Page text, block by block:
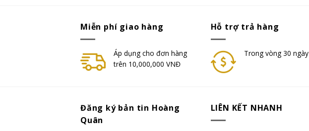
Miễn phí giao hàng
Áp dụng cho đơn hàng
trên 10,000,000 VNĐ
Hỗ trợ trả hàng
Trong vòng 30 ngày
Đăng ký bản tin Hoàng
Quân
LIÊN KẾT NHANH